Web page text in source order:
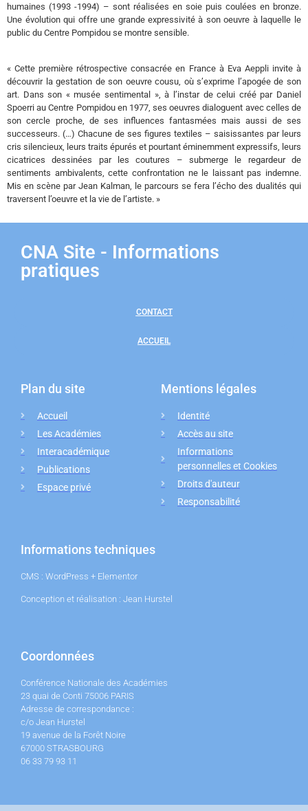
humaines (1993 -1994) – sont réalisées en soie puis coulées en bronze.
Une évolution qui offre une grande expressivité à son oeuvre à laquelle le
public du Centre Pompidou se montre sensible.
« Cette première rétrospective consacrée en France à Eva Aeppli invite à
découvrir la gestation de son oeuvre cousu, où s’exprime l’apogée de son
art. Dans son « musée sentimental », à l’instar de celui créé par Daniel
Spoerri au Centre Pompidou en 1977, ses oeuvres dialoguent avec celles de
son cercle proche, de ses influences fantasmées mais aussi de ses
successeurs. (…) Chacune de ses figures textiles – saisissantes par leurs
cris silencieux, leurs traits épurés et pourtant éminemment expressifs, leurs
cicatrices dessinées par les coutures – submerge le regardeur de
sentiments ambivalents, cette confrontation ne le laissant pas indemne.
Mis en scène par Jean Kalman, le parcours se fera l’écho des dualités qui
traversent l’oeuvre et la vie de l’artiste. »
CNA Site - Informations
pratiques
CONTACT
ACCUEIL
Plan du site
Accueil
Les Académies
Interacadémique
Publications
Espace privé
Mentions légales
Identité
Accès au site
Informations
personnelles et Cookies
Droits d'auteur
Responsabilité
Informations techniques
CMS : WordPress + Elementor
Conception et réalisation : Jean Hurstel
Coordonnées
Conférence Nationale des Académies
23 quai de Conti 75006 PARIS
Adresse de correspondance :
c/o Jean Hurstel
19 avenue de la Forêt Noire
67000 STRASBOURG
06 33 79 93 11